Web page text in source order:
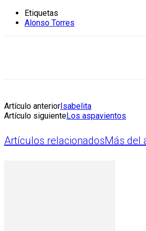
Etiquetas
Alonso Torres
Artículo anterior Isabelita
Artículo siguienteLos aspavientos
Artículos relacionadosMás del